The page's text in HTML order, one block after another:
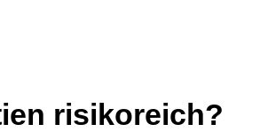
risikoreich?